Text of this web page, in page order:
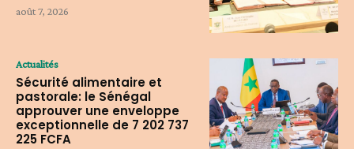
août 7, 2026
Actualités
Sécurité alimentaire et
pastorale: le Sénégal
approuver une enveloppe
exceptionnelle de 7 202 737
225 FCFA